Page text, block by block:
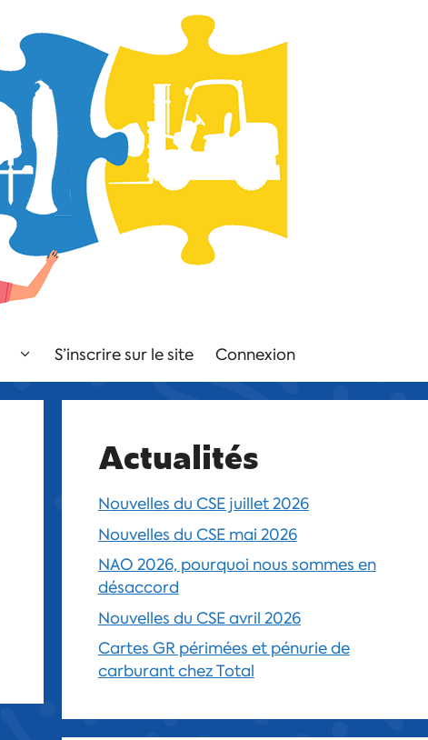
S’inscrire sur le site Connexion
Actualités
Nouvelles du CSE juillet 2026
Nouvelles du CSE mai 2026
NAO 2026, pourquoi nous sommes en
désaccord
Nouvelles du CSE avril 2026
Cartes GR périmées et pénurie de
carburant chez Total